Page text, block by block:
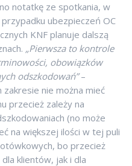
notatkę ze spotkania, w
ubezpieczeń OC
KNF planuje dalszą
„Pierwsza to kontrole
obowiązków
odszkodowań”–
nie można mieć
przecież zależy na
(no może
na większej ilości w tej puli
bo przecież
klientów, jak i dla